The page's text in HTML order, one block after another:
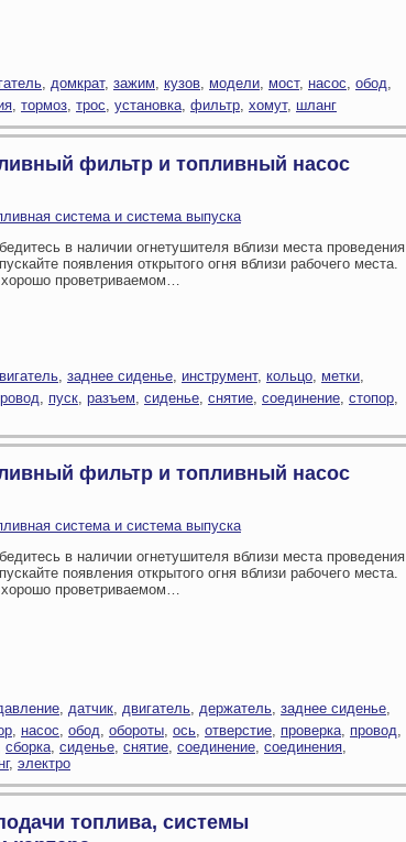
, домкрат, зажим, кузов, модели, мост, насос, обод,
, тормоз, трос, установка, фильтр, хомут, шланг
фильтр и топливный насос
система и система выпуска
в наличии огнетушителя вблизи места проведения
появления открытого огня вблизи рабочего места.
хорошо проветриваемом…
, заднее сиденье, инструмент, кольцо, метки,
, пуск, разъем, сиденье, снятие, соединение, стопор,
фильтр и топливный насос
система и система выпуска
в наличии огнетушителя вблизи места проведения
появления открытого огня вблизи рабочего места.
хорошо проветриваемом…
, датчик, двигатель, держатель, заднее сиденье,
насос обод обороты ось отверстие проверка провод
сборка сиденье снятие соединение соединения
, электро
топлива, системы